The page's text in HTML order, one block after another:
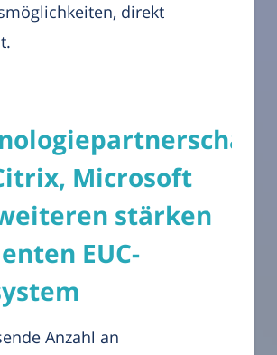
direkt
Microsoft
stärken
EUC-
Anzahl an